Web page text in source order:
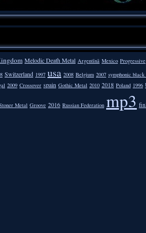
Melodic Death Metal Argentīnā Mexico Progressive
Switzerland 1997 usa 2008 Belgium 2007 symphonic
2009 Crossover spain Gothic Metal 2010 2018 Poland 1996
Metal Groove 2016 Russian Federation mp3